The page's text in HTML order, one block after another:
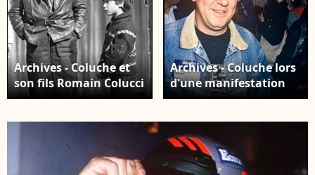
Archives - Coluche et
son fils Romain Colucci
sur scène en 1980.
BESTIMAGE
Archives - Coluche lors
d'une manifestation
de Touche pas à mon